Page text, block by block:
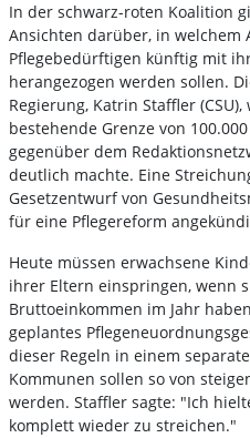
In der schwarz-roten Koalition
Ansichten darüber, in welchem
Pflegebedürftigen künftig mit
herangezogen werden sollen.
Regierung, Katrin Staffler
bestehende Grenze von
gegenüber dem
deutlich machte. Eine
Gesetzentwurf von
für eine Pflegereform
Heute müssen erwachsene
ihrer Eltern einspringen, wenn
Bruttoeinkommen im Jahr
geplantes
dieser Regeln in einem
Kommunen sollen so von
werden. Staffler sagte: "Ich
komplett wieder zu streichen."